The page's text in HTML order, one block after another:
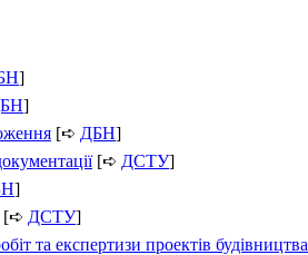
]
]
[➪ ДБН]
[➪ ДСТУ]
]
[➪ ДСТУ]
та експертизи проектів будівництва